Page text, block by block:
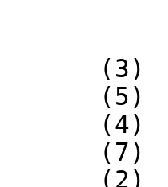
(3)
(5)
(4)
(7)
(2)